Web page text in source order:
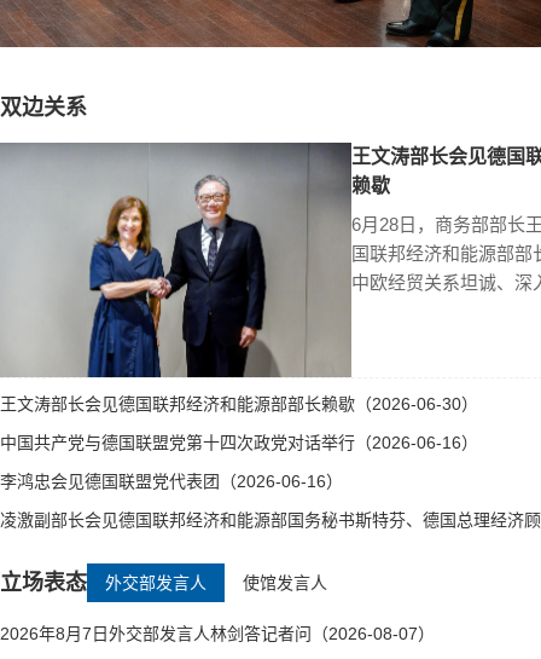
双边关系
王文涛部长会见德国
赖歇
6月28日，商务部部长
国联邦经济和能源部
中欧经贸关系坦诚、深
王文涛部长会见德国联邦经济和能源部部长赖歇（2026-06-30）
中国共产党与德国联盟党第十四次政党对话举行（2026-06-16）
李鸿忠会见德国联盟党代表团（2026-06-16）
凌激副部长会见德国联邦经济和能源部国务秘书斯特芬、德国总理经济
立场表态 外交部发言人 使馆发言人
2026年8月7日外交部发言人林剑答记者问（2026-08-07）